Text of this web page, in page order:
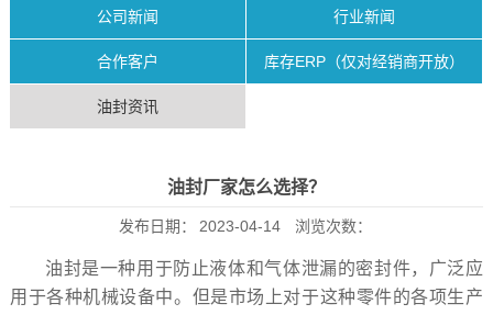
公司新闻 行业新闻
合作客户 库存ERP（仅对经销商开放）
油封资讯
油封厂家怎么选择？
发布日期： 2023-04-14 浏览次数：
油封是一种用于防止液体和气体泄漏的密封件，广泛应
用于各种机械设备中。但是市场上对于这种零件的各项生产